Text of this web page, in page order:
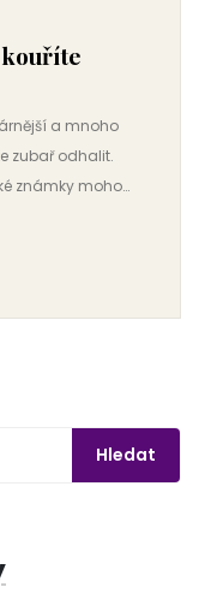
a mnoho
zubař odhalit.
známky mohou
cigaret a
může vaping